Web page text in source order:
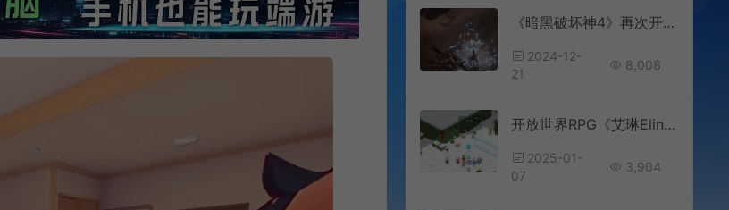
《暗黑破坏神4》再次开启免费试玩 持续到2025年1月3日
2024-12-
21
8,008
开放世界RPG《艾琳Elin》发布更新 诅咒馆全面解锁
2025-01-
07
3,904